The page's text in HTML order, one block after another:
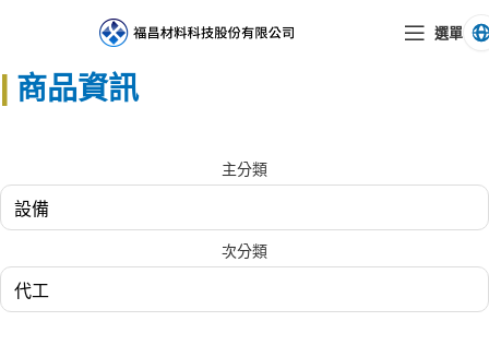
選單
| 商品資訊
主分類
次分類